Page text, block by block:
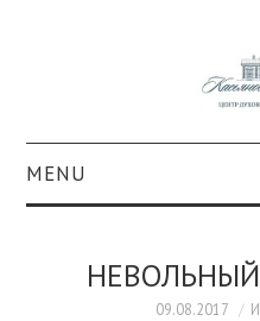
MENU
КОЛЛЕКЦИИ
09.08.2017